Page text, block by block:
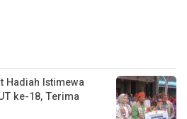
Hadiah Istimewa
ke-18, Terima